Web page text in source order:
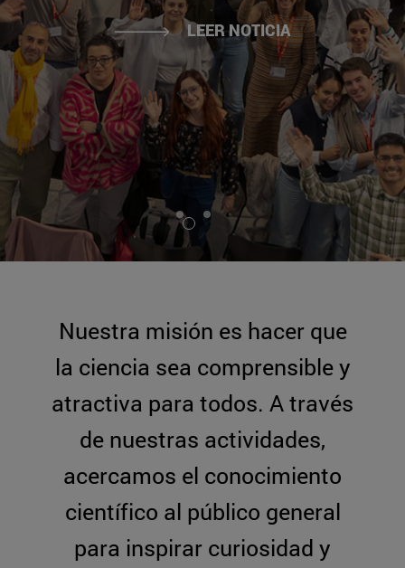
LEER NOTICIA
Nuestra misión es hacer que
la ciencia sea comprensible y
atractiva para todos. A través
de nuestras actividades,
acercamos el conocimiento
científico al público general
para inspirar curiosidad y